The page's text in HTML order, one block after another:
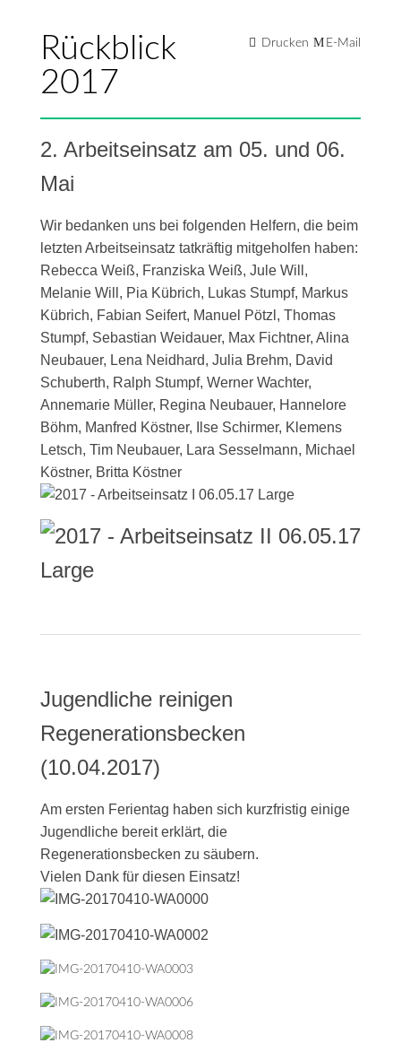
E-Mail
Drucken
Rückblick
2017
2. Arbeitseinsatz am 05. und 06.
Mai
Wir bedanken uns bei folgenden Helfern, die beim
letzten Arbeitseinsatz tatkräftig mitgeholfen haben:
Rebecca Weiß, Franziska Weiß, Jule Will,
Melanie Will, Pia Kübrich, Lukas Stumpf, Markus
Kübrich, Fabian Seifert, Manuel Pötzl, Thomas
Stumpf, Sebastian Weidauer, Max Fichtner, Alina
Neubauer, Lena Neidhard, Julia Brehm, David
Schuberth, Ralph Stumpf, Werner Wachter,
Annemarie Müller, Regina Neubauer, Hannelore
Böhm, Manfred Köstner, Ilse Schirmer, Klemens
Letsch, Tim Neubauer, Lara Sesselmann, Michael
Köstner, Britta Köstner
Jugendliche reinigen
Regenerationsbecken
(10.04.2017)
Am ersten Ferientag haben sich kurzfristig einige
Jugendliche bereit erklärt, die
Regenerationsbecken zu säubern.
Vielen Dank für diesen Einsatz!